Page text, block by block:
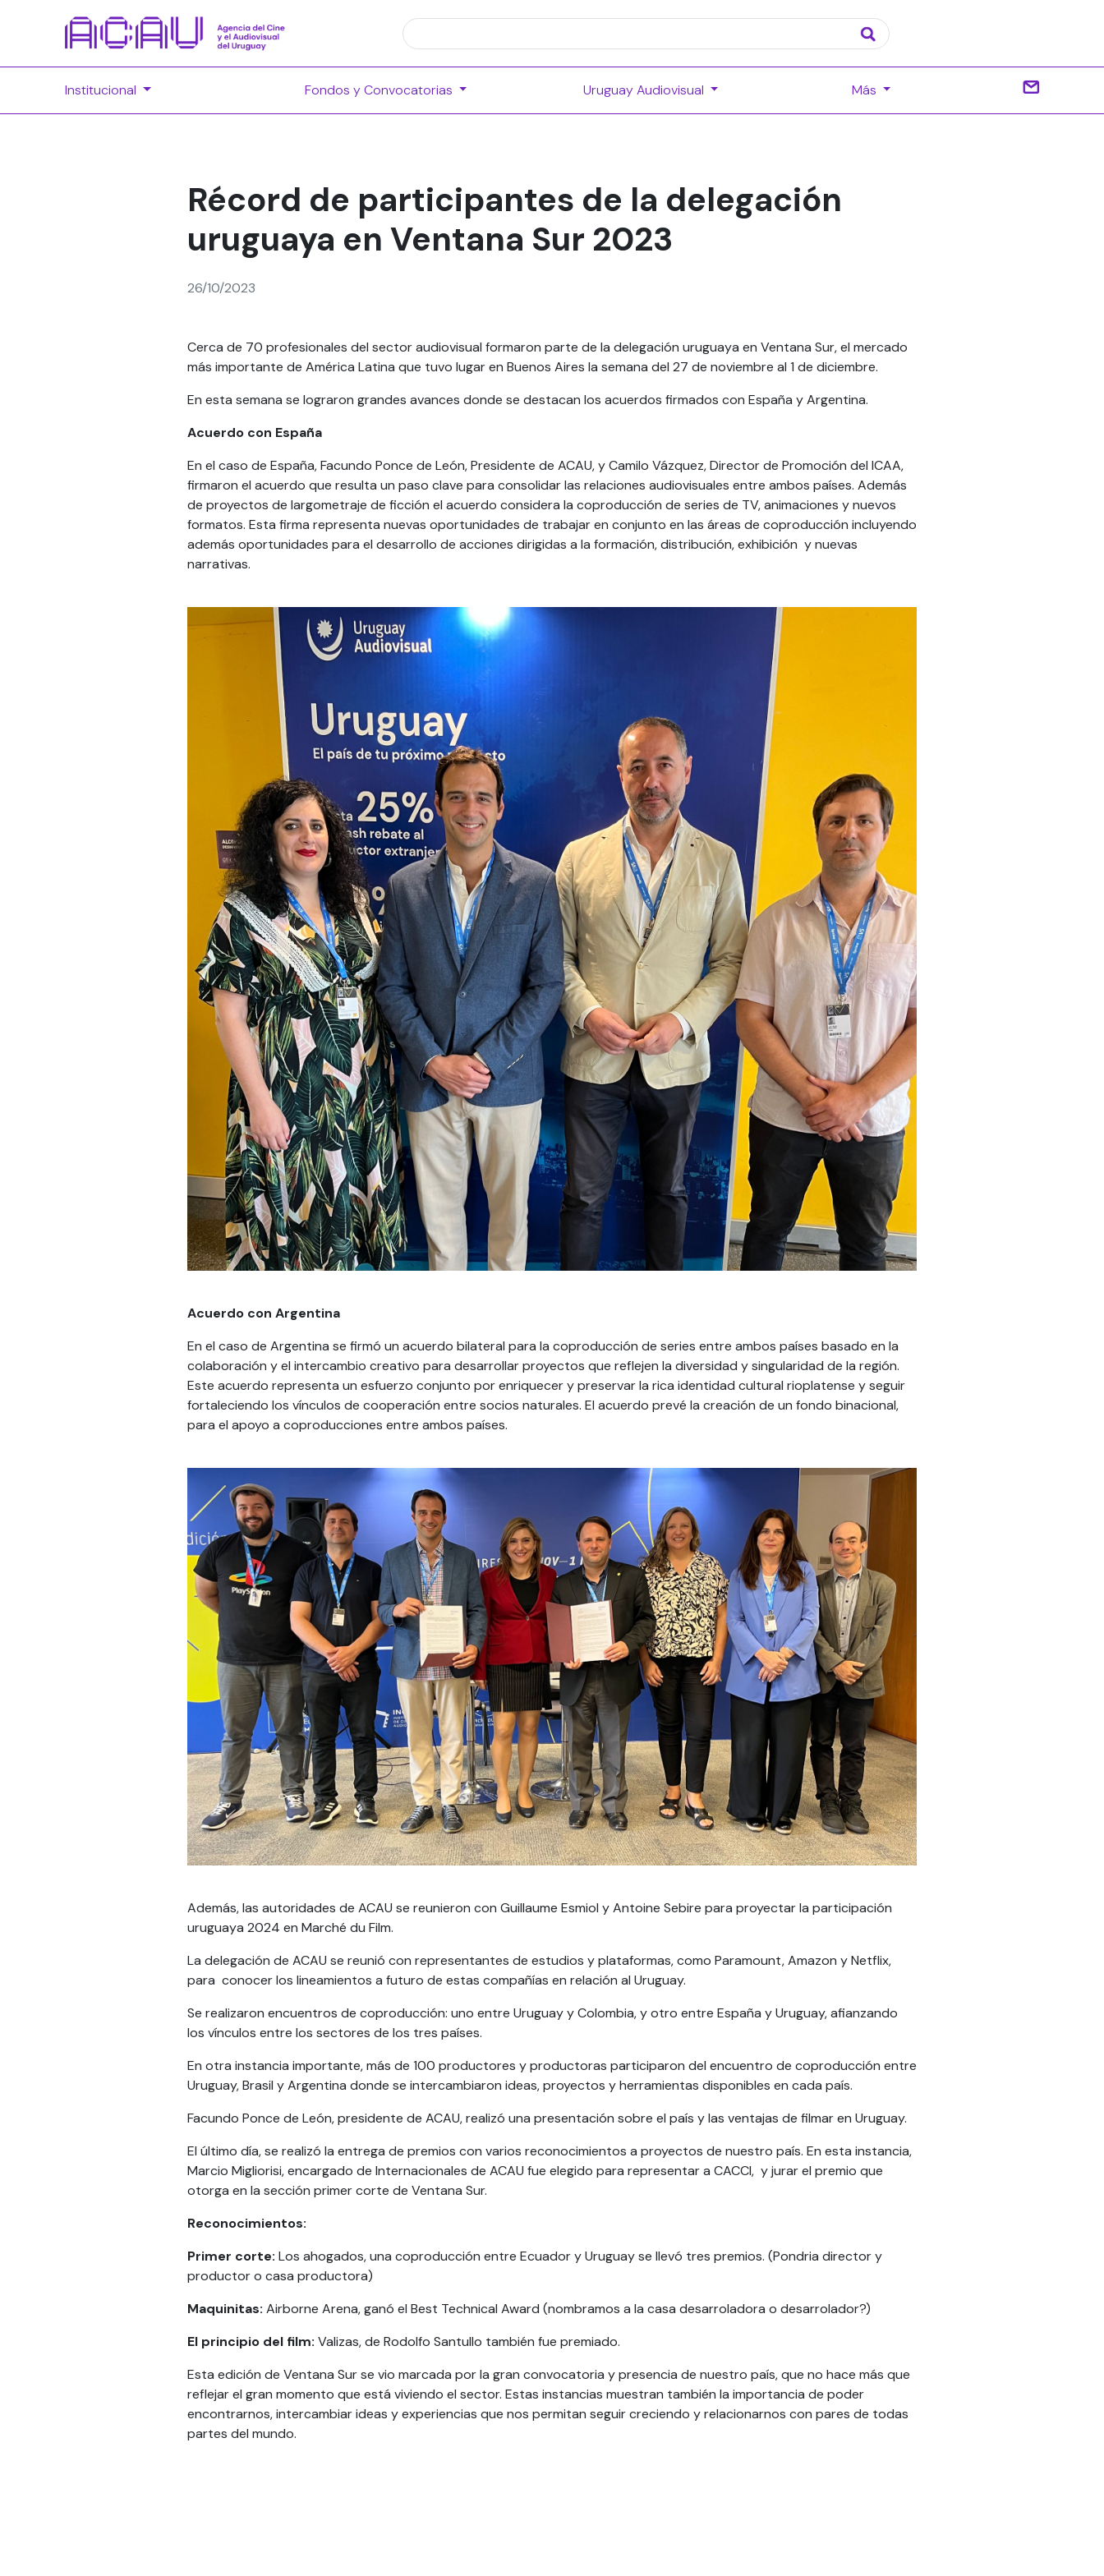
Institucional Fondos y Convocatorias Uruguay Audiovisual Más
Récord de participantes de la delegación
uruguaya en Ventana Sur 2023
26/10/2023
Cerca de 70 profesionales del sector audiovisual formaron parte de la delegación uruguaya en Ventana Sur, el mercado
más importante de América Latina que tuvo lugar en Buenos Aires la semana del 27 de noviembre al 1 de diciembre.
En esta semana se lograron grandes avances donde se destacan los acuerdos firmados con España y Argentina.
Acuerdo con España
En el caso de España, Facundo Ponce de León, Presidente de ACAU, y Camilo Vázquez, Director de Promoción del ICAA,
firmaron el acuerdo que resulta un paso clave para consolidar las relaciones audiovisuales entre ambos países. Además
de proyectos de largometraje de ficción el acuerdo considera la coproducción de series de TV, animaciones y nuevos
formatos. Esta firma representa nuevas oportunidades de trabajar en conjunto en las áreas de coproducción incluyendo
además oportunidades para el desarrollo de acciones dirigidas a la formación, distribución, exhibición y nuevas
narrativas.
Acuerdo con Argentina
En el caso de Argentina se firmó un acuerdo bilateral para la coproducción de series entre ambos países basado en la
colaboración y el intercambio creativo para desarrollar proyectos que reflejen la diversidad y singularidad de la región.
Este acuerdo representa un esfuerzo conjunto por enriquecer y preservar la rica identidad cultural rioplatense y seguir
fortaleciendo los vínculos de cooperación entre socios naturales. El acuerdo prevé la creación de un fondo binacional,
para el apoyo a coproducciones entre ambos países.
Además, las autoridades de ACAU se reunieron con Guillaume Esmiol y Antoine Sebire para proyectar la participación
uruguaya 2024 en Marché du Film.
La delegación de ACAU se reunió con representantes de estudios y plataformas, como Paramount, Amazon y Netflix,
para conocer los lineamientos a futuro de estas compañías en relación al Uruguay.
Se realizaron encuentros de coproducción: uno entre Uruguay y Colombia, y otro entre España y Uruguay, afianzando
los vínculos entre los sectores de los tres países.
En otra instancia importante, más de 100 productores y productoras participaron del encuentro de coproducción entre
Uruguay, Brasil y Argentina donde se intercambiaron ideas, proyectos y herramientas disponibles en cada país.
Facundo Ponce de León, presidente de ACAU, realizó una presentación sobre el país y las ventajas de filmar en Uruguay.
El último día, se realizó la entrega de premios con varios reconocimientos a proyectos de nuestro país. En esta instancia,
Marcio Migliorisi, encargado de Internacionales de ACAU fue elegido para representar a CACCI, y jurar el premio que
otorga en la sección primer corte de Ventana Sur.
Reconocimientos:
Primer corte: Los ahogados, una coproducción entre Ecuador y Uruguay se llevó tres premios. (Pondria director y
productor o casa productora)
Maquinitas: Airborne Arena, ganó el Best Technical Award (nombramos a la casa desarroladora o desarrolador?)
El principio del film: Valizas, de Rodolfo Santullo también fue premiado.
Esta edición de Ventana Sur se vio marcada por la gran convocatoria y presencia de nuestro país, que no hace más que
reflejar el gran momento que está viviendo el sector. Estas instancias muestran también la importancia de poder
encontrarnos, intercambiar ideas y experiencias que nos permitan seguir creciendo y relacionarnos con pares de todas
partes del mundo.